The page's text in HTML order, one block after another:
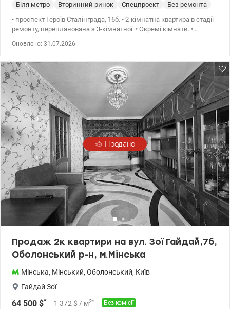
Біля метро Вторинний ринок Спецпроект
Без ремонта
• проспект Героїв Сталінграда, 16б. • 2-кімнатна квартира в стадії
ремонту, перепланована з 3-кімнатної. • Окремі кімнати. •
клініка Добробут • Неподалік школи та дитячий садок. • До
метро Оболонь, Мінська – 10 хвилин. • Парк “Наталка”, Дніпро та
пляж — 5 хвилин пішки.
Оновлено: 31.07.2026
Продано
Продаж 2к квартири на вул. Зої Гайдай,7б,
Оболонський р-н, м.Мінська
Мінська, Мінський, Оболонський, Київ
Гайдай Зої
64 500 $* 1 372 $ / м2* Без комісії